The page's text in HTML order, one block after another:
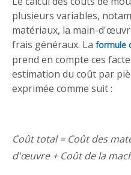
plusieurs variables,
matériaux, la main-
frais généraux. La formule
prend en compte ces
estimation du coût par
exprimée comme suit :
Coût total = Coût des
d'œuvre + Coût de la